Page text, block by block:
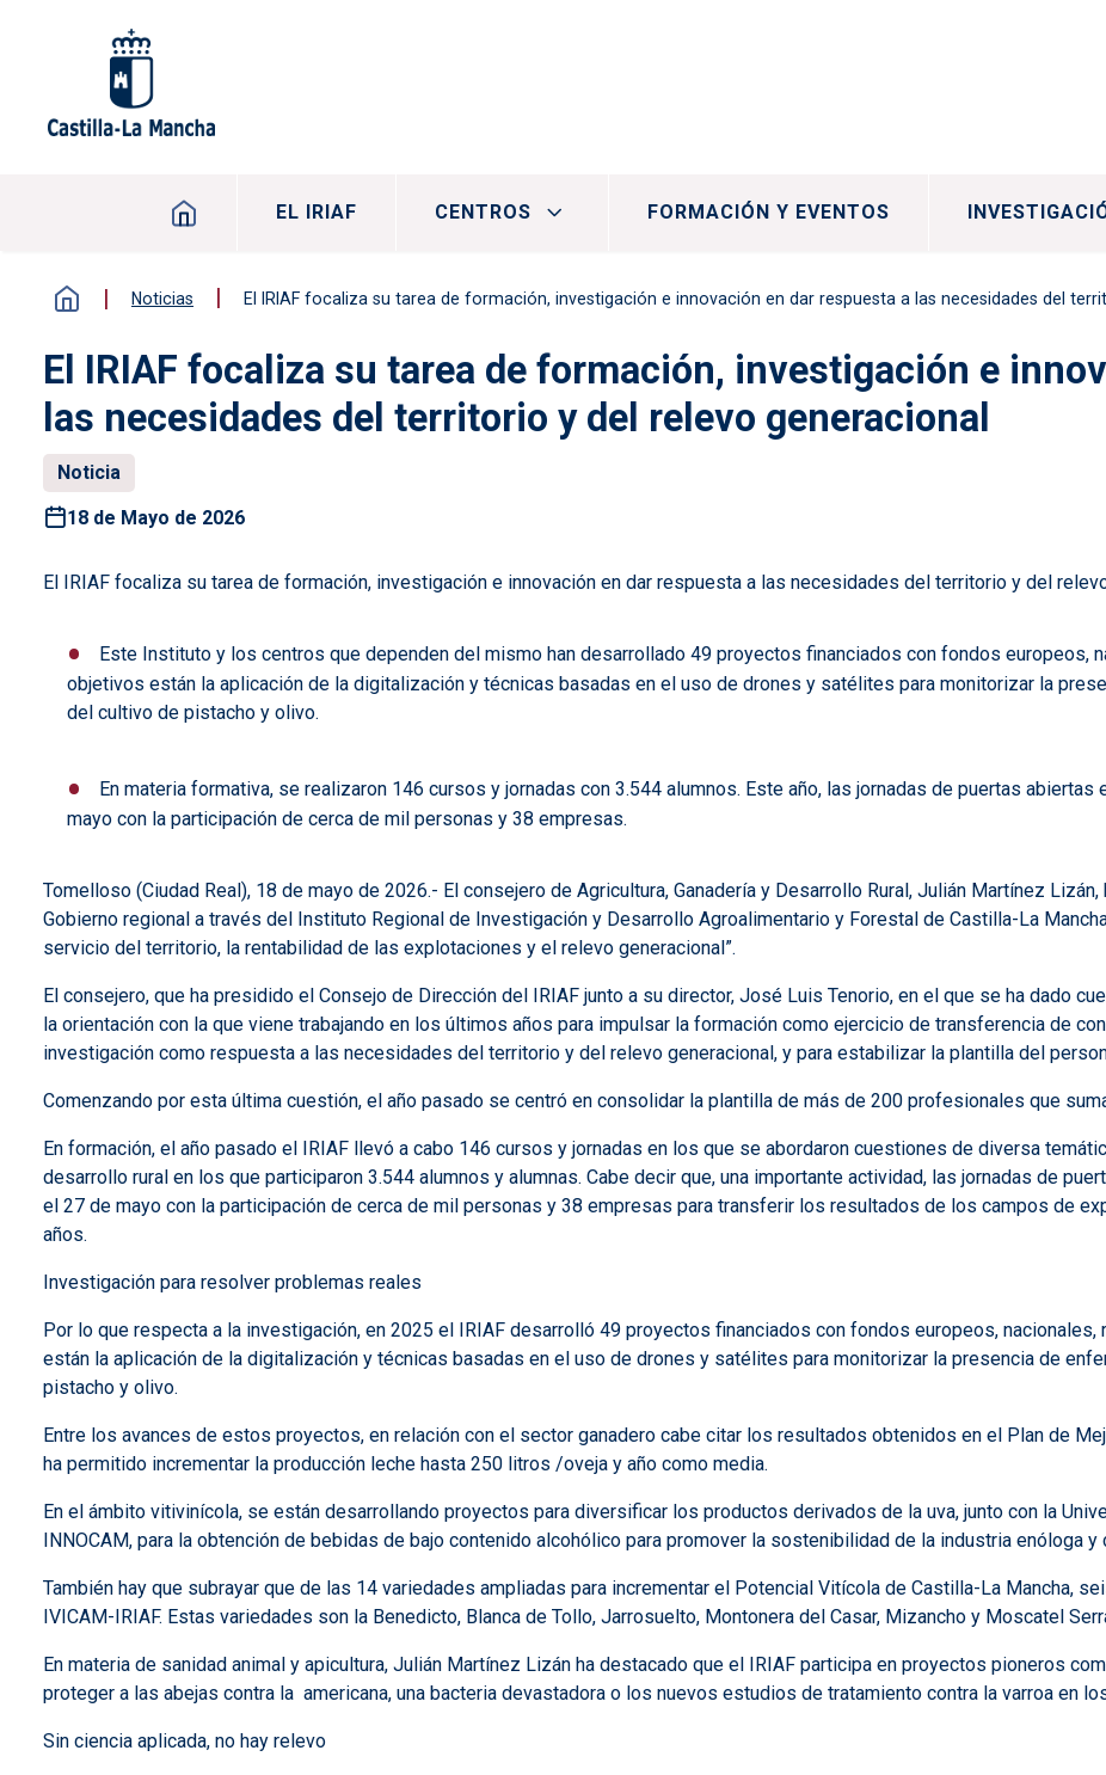
Navegación principal
EL IRIAF CENTROS FORMACIÓN Y EVENTOS
Noticias El IRIAF focaliza su tarea de formación, investigación e innovación en dar respuesta a las necesidades del
El IRIAF focaliza su tarea de formación, investigación e
las necesidades del territorio y del relevo generacional
Noticia
18 de Mayo de 2026
El IRIAF focaliza su tarea de formación, investigación e innovación en dar respuesta a las necesidades del territorio y del
Este Instituto y los centros que dependen del mismo han desarrollado 49 proyectos financiados con fondos europeos,
objetivos están la aplicación de la digitalización y técnicas basadas en el uso de drones y satélites para monitorizar la
del cultivo de pistacho y olivo.
En materia formativa, se realizaron 146 cursos y jornadas con 3.544 alumnos. Este año, las jornadas de puertas
mayo con la participación de cerca de mil personas y 38 empresas.
Tomelloso (Ciudad Real), 18 de mayo de 2026.- El consejero de Agricultura, Ganadería y Desarrollo Rural, Julián Martínez
Gobierno regional a través del Instituto Regional de Investigación y Desarrollo Agroalimentario y Forestal de Castilla-La
servicio del territorio, la rentabilidad de las explotaciones y el relevo generacional”.
El consejero, que ha presidido el Consejo de Dirección del IRIAF junto a su director, José Luis Tenorio, en el que se ha dado
la orientación con la que viene trabajando en los últimos años para impulsar la formación como ejercicio de transferencia de
investigación como respuesta a las necesidades del territorio y del relevo generacional, y para estabilizar la plantilla del
Comenzando por esta última cuestión, el año pasado se centró en consolidar la plantilla de más de 200 profesionales que
En formación, el año pasado el IRIAF llevó a cabo 146 cursos y jornadas en los que se abordaron cuestiones de diversa
desarrollo rural en los que participaron 3.544 alumnos y alumnas. Cabe decir que, una importante actividad, las jornadas de
el 27 de mayo con la participación de cerca de mil personas y 38 empresas para transferir los resultados de los campos de
años.
Investigación para resolver problemas reales
Por lo que respecta a la investigación, en 2025 el IRIAF desarrolló 49 proyectos financiados con fondos europeos,
están la aplicación de la digitalización y técnicas basadas en el uso de drones y satélites para monitorizar la presencia de
pistacho y olivo.
Entre los avances de estos proyectos, en relación con el sector ganadero cabe citar los resultados obtenidos en el Plan de
ha permitido incrementar la producción leche hasta 250 litros /oveja y año como media.
En el ámbito vitivinícola, se están desarrollando proyectos para diversificar los productos derivados de la uva, junto con la
INNOCAM, para la obtención de bebidas de bajo contenido alcohólico para promover la sostenibilidad de la industria enóloga y
También hay que subrayar que de las 14 variedades ampliadas para incrementar el Potencial Vitícola de Castilla-La Mancha,
IVICAM-IRIAF. Estas variedades son la Benedicto, Blanca de Tollo, Jarrosuelto, Montonera del Casar, Mizancho y Moscatel
En materia de sanidad animal y apicultura, Julián Martínez Lizán ha destacado que el IRIAF participa en proyectos pioneros
proteger a las abejas contra la americana, una bacteria devastadora o los nuevos estudios de tratamiento contra la varroa en
Sin ciencia aplicada, no hay relevo